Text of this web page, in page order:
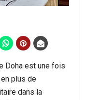
Doha est une fois
en plus de
dans la